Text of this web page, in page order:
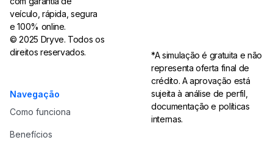
veículo, rápida, segura
e 100% online.
© 2025 Dryve. Todos os
direitos reservados.
Navegação
Como funciona
Benefícios
*A simulação é gratuita e não
representa oferta final de
crédito. A aprovação está
sujeita à análise de perfil,
documentação e políticas
internas.